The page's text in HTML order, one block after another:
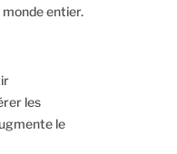
entier.
les
le